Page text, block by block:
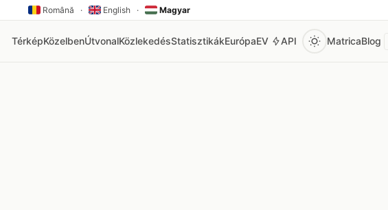
Română · English · Magyar
TérképKözelbenÚtvonalKözlekedésStatisztikákEurópaEV API MatricaBlog